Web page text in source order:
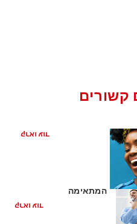
קשורים
קראו עוד
המתאימה
קראו עוד